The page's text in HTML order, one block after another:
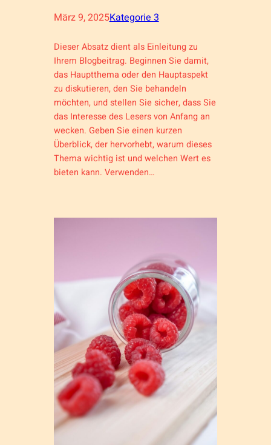
März 9, 2025Kategorie 3
Dieser Absatz dient als Einleitung zu
Ihrem Blogbeitrag. Beginnen Sie damit,
das Hauptthema oder den Hauptaspekt
zu diskutieren, den Sie behandeln
möchten, und stellen Sie sicher, dass Sie
das Interesse des Lesers von Anfang an
wecken. Geben Sie einen kurzen
Überblick, der hervorhebt, warum dieses
Thema wichtig ist und welchen Wert es
bieten kann. Verwenden…